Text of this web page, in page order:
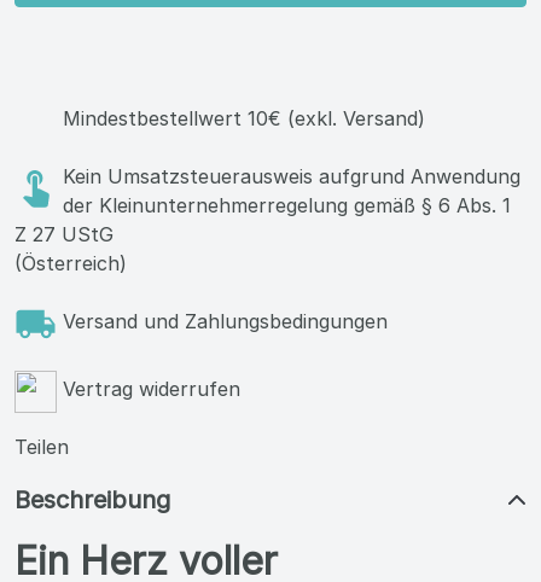
Mindestbestellwert 10€ (exkl. Versand)
Kein Umsatzsteuerausweis aufgrund Anwendung
der Kleinunternehmerregelung gemäß § 6 Abs. 1
Z 27 UStG
(Österreich)
Versand und Zahlungsbedingungen
Vertrag widerrufen
Teilen
Beschreibung
Ein Herz voller